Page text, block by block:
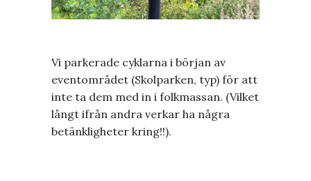
Vi parkerade cyklarna i början av
eventområdet (Skolparken, typ) för att
inte ta dem med in i folkmassan. (Vilket
långt ifrån andra verkar ha några
betänkligheter kring!!).